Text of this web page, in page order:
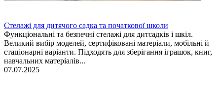
Стелажі для дитячого садка та початкової школи
Функціональні та безпечні стелажі для дитсадків і шкіл.
Великий вибір моделей, сертифіковані матеріали, мобільні й
стаціонарні варіанти. Підходять для зберігання іграшок, книг,
навчальних матеріалів...
07.07.2025